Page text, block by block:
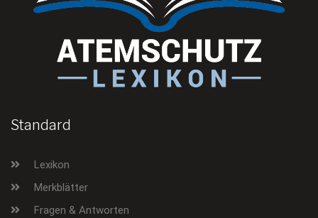
Standard
Lexikon
Merkblätter
Fragen & Antworten